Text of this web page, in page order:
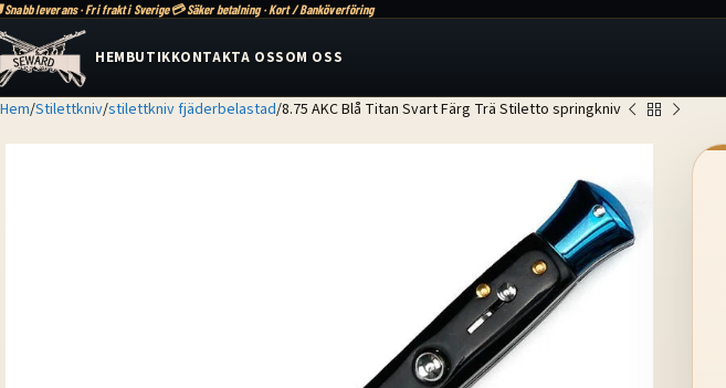
Snabb leverans · Fri frakt i Sverige💳 Säker betalning · Kort / Banköverföring
HEMBUTIKKONTAKTA OSSOM OSS
Hem Stilettkniv stilettkniv fjäderbelastad 8.75 AKC Blå Titan Svart Färg Trä Stiletto springkniv